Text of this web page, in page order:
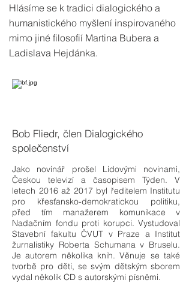
Hlásíme se k tradici dialogického a
humanistického myšlení inspirovaného
mimo jiné filosofií Martina Bubera a
Ladislava Hejdánka.
Bob Fliedr, člen Dialogického
společenství
Jako novinář prošel Lidovými novinami,
Českou televizí a časopisem Týden. V
letech 2016 až 2017 byl ředitelem Institutu
pro křesťansko-demokratickou politiku,
před tím manažerem komunikace v
Nadačním fondu proti korupci. Vystudoval
Stavební fakultu ČVUT v Praze a Institut
žurnalistiky Roberta Schumana v Bruselu.
Je autorem několika knih. Věnuje se také
tvorbě pro děti, se svým dětským sborem
vydal několik CD s autorskými písněmi.